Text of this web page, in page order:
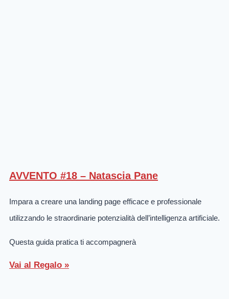
AVVENTO #18 – Natascia Pane
Impara a creare una landing page efficace e professionale
utilizzando le straordinarie potenzialità dell’intelligenza artificiale.
Questa guida pratica ti accompagnerà
Vai al Regalo »